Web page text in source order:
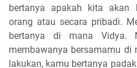
bertanya apakah kita akan
orang atau secara pribadi.
bertanya di mana Vidya.
membawanya bersamamu di
lakukan, kamu bertanya